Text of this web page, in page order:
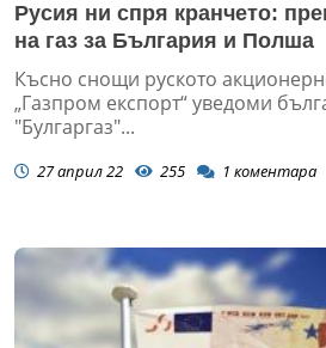
Русия ни спря кранчето:
на газ за България и Полша
Късно снощи руското
„Газпром експорт“ уведоми
"Булгаргаз"...
27 април 22 255 1 коментара